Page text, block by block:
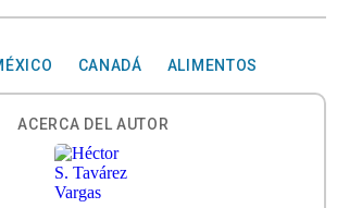
CANADÁ ALIMENTOS
ACERCA DEL AUTOR